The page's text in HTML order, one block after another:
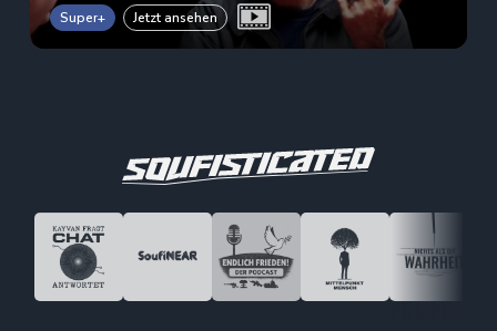
Super+ Jetzt ansehen